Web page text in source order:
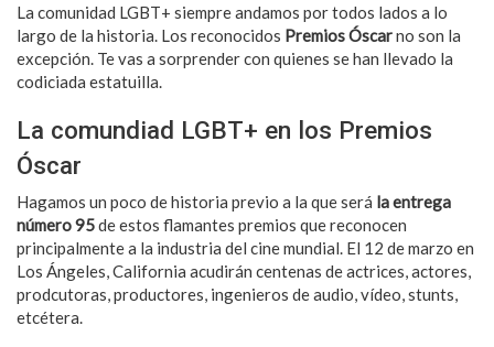
La comunidad LGBT+ siempre andamos por todos lados a lo
largo de la historia. Los reconocidos Premios Óscarno son la
excepción. Te vas a sorprender con quienes se han llevado la
codiciada estatuilla.
La comundiad LGBT+ en los Premios
Óscar
Hagamos un poco de historia previo a la que será la entrega
número 95de estos flamantes premios que reconocen
principalmente a la industria del cine mundial. El 12 de marzo en
Los Ángeles, California acudirán centenas de actrices, actores,
prodcutoras, productores, ingenieros de audio, vídeo, stunts,
etcétera.